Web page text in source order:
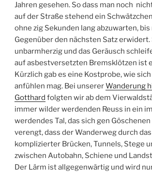
Jahren gesehen. So dass man noch
auf der Straße stehend ein
ohne zig Sekunden lang abzuwarten, bis
Gegenüber den nächsten Satz
unbarmherzig und das Geräusch
auf asbestversetzten Bremsklötzen ist
Kürzlich gab es eine Kostprobe, wie sich
anfühlen mag. Bei unsererWanderung
Gotthard folgten wir ab dem
immer wilder werdenden Reuss in ein
werdendes Tal, das sich gen
verengt, dass der Wanderweg durch
komplizierter Brücken, Tunnels, Stege
zwischen Autobahn, Schiene und
Der Lärm ist allgegenwärtig und wird